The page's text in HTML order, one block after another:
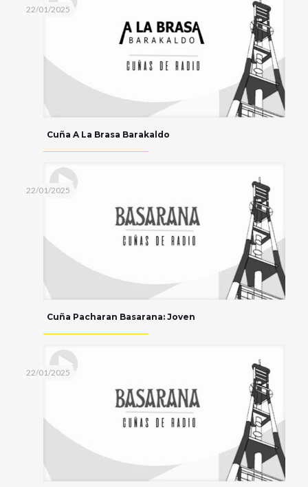
22/01/2025
Cuña A La Brasa Barakaldo
22/01/2025
Cuña Pacharan Basarana: Joven
22/01/2025